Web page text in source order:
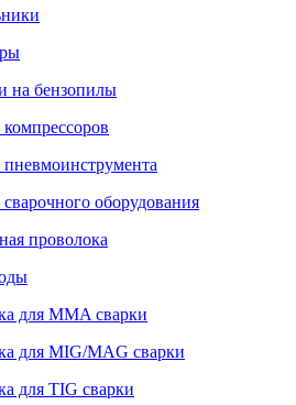
на бензопилы
пневмоинструмента
оборудования
проволока
для MMA сварки
для MIG/MAG сварки
для TIG сварки